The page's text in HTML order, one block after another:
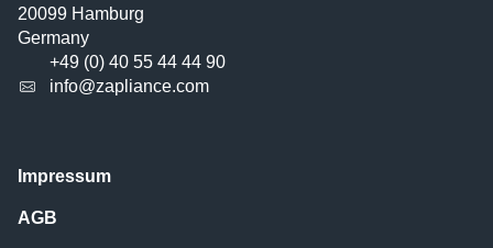
20099 Hamburg
Germany
+49 (0) 40 55 44 44 90
info@zapliance.com
Impressum
AGB